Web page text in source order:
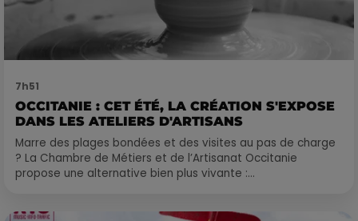
7h51
OCCITANIE : CET ÉTÉ, LA CRÉATION S'EXPOSE
DANS LES ATELIERS D'ARTISANS
Marre des plages bondées et des visites au pas de charge
? La Chambre de Métiers et de l’Artisanat Occitanie
propose une alternative bien plus vivante :...